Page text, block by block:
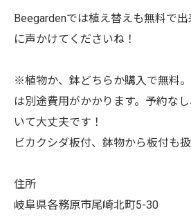
Beegardenでは植え替えも無料で
に声かけてくださいね！
※植物か、鉢どちらか購入で無料
は別途費用がかかります。予約な
いて大丈夫です！
ビカクシダ板付、鉢物から板付も扱
住所
岐阜県各務原市尾崎北町5-30